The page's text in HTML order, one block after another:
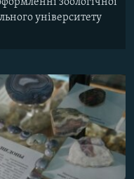
університету